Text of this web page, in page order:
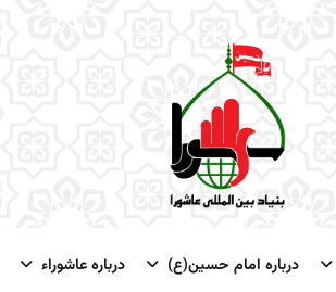
درباره امام حسین(ع) درباره عاشوراء